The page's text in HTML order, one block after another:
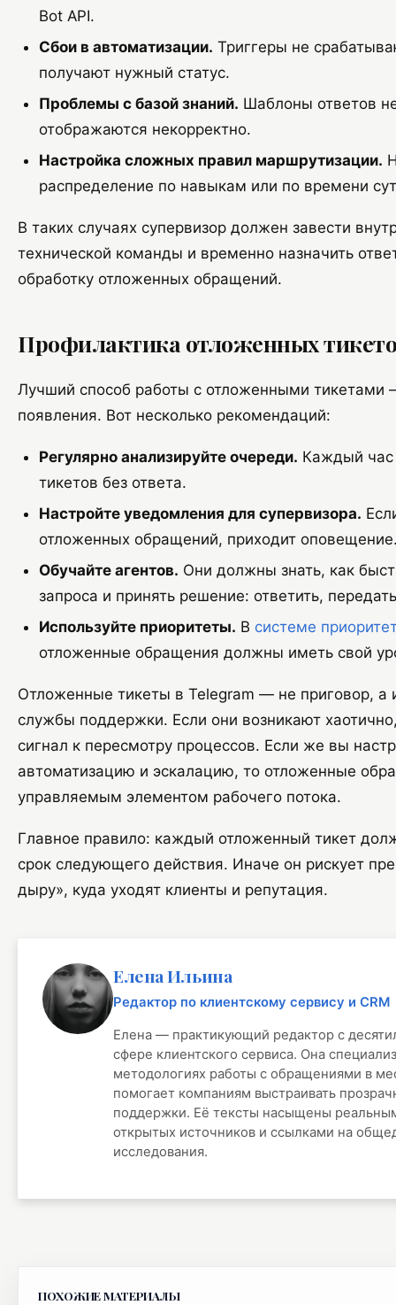
Bot API.
Сбои в автоматизации. Триггеры не
получают нужный статус.
Проблемы с базой знаний. Шаблоны ответов
отображаются некорректно.
Настройка сложных правил маршрутизации.
распределение по навыкам или по времени
В таких случаях супервизор должен завести
технической команды и временно назначить
обработку отложенных обращений.
Профилактика отложенных
Лучший способ работы с отложенными тикетами
появления. Вот несколько рекомендаций:
Регулярно анализируйте очереди. Каждый час
тикетов без ответа.
Настройте уведомления для супервизора.
отложенных обращений, приходит
Обучайте агентов. Они должны знать, как
запроса и принять решение: ответить,
Используйте приоритеты. В системе
отложенные обращения должны иметь свой
Отложенные тикеты в Telegram — не приговор, а
службы поддержки. Если они возникают
сигнал к пересмотру процессов. Если же вы
автоматизацию и эскалацию, то отложенные
управляемым элементом рабочего потока.
Главное правило: каждый отложенный тикет
срок следующего действия. Иначе он рискует
дыру», куда уходят клиенты и репутация.
Елена Ильина
Редактор по клиентскому сервису и CRM
Елена — практикующий редактор с
сфере клиентского сервиса. Она
методологиях работы с обращениями в
помогает компаниям выстраивать
поддержки. Её тексты насыщены
открытых источников и ссылками на
исследования.
ПОХОЖИЕ МАТЕРИАЛЫ